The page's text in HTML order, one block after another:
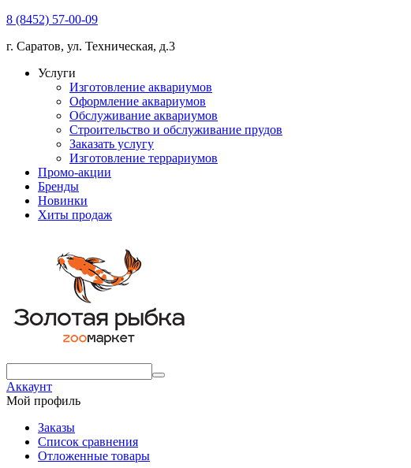
8 (8452) 57-00-09
г. Саратов, ул. Техническая, д.3
Услуги
Изготовление аквариумов
Оформление аквариумов
Обслуживание аквариумов
Строительство и обслуживание прудов
Заказать услугу
Изготовление террариумов
Промо-акции
Бренды
Новинки
Хиты продаж
Аккаунт
Мой профиль
Заказы
Список сравнения
Отложенные товары